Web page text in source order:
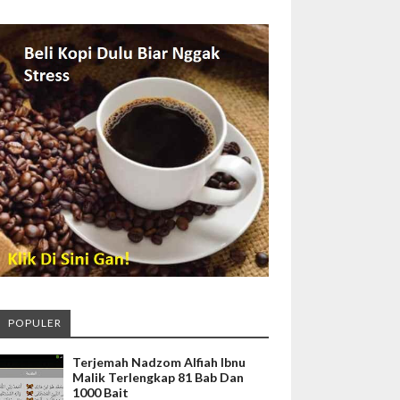
POPULER
Terjemah Nadzom Alfiah Ibnu
Malik Terlengkap 81 Bab Dan
1000 Bait